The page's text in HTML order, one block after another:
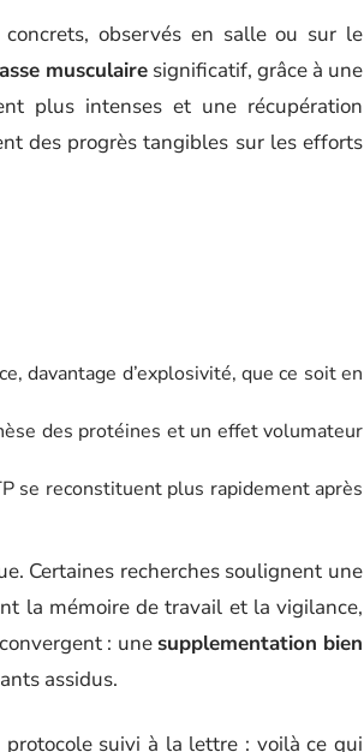
concrets, observés en salle ou sur le
musculaire significatif, grâce à une
plus intenses et une récupération
des progrès tangibles sur les efforts
davantage d’explosivité, que ce soit en
des protéines et un effet volumateur
se reconstituent plus rapidement après
Certaines recherches soulignent une
la mémoire de travail et la vigilance,
: une supplementation bien
assidus.
suivi à la lettre : voilà ce qui